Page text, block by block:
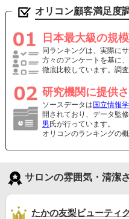
オリコン顧客満足度
日本最大級の規
同ランキングは、実際に
方々のアンケートを基に
徹底比較しています。調
研究機関に提供
ソースデータは 国立情報
開されており、データ監
男 氏が行っています。
オリコンのランキングの
サロンの雰囲気・清潔
たかの友梨ビューティ